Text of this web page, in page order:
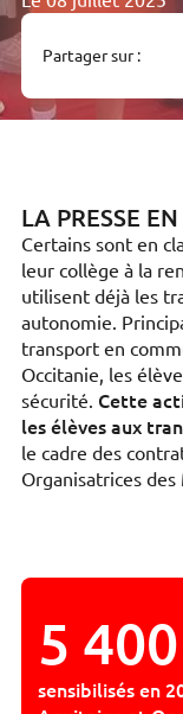
Partager sur :
LA PRESSE
Certains sont en
leur collège à la
utilisent déjà les
autonomie.
transport en
Occitanie, les
sécurité. Cette
les élèves aux
le cadre des
Organisatrices
5
sensibilisés en